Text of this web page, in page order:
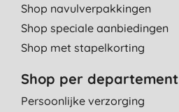
Shop navulverpakkingen
Shop speciale aanbiedingen
Shop met stapelkorting
Shop per departement
Persoonlijke verzorging